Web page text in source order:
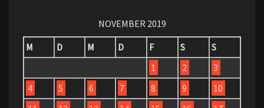
NOVEMBER 2019
M
D M D F S
S
1
2
3
4
5 6 7 8 9
10